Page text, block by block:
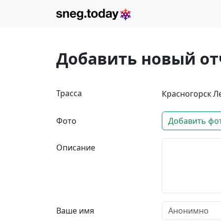
Добавить новый
Трасса Красногорск
Фото Добавить
Описание
Ваше имя